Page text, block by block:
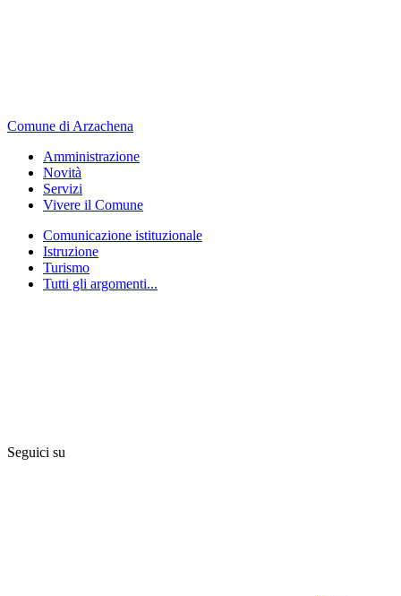
Comune di Arzachena
Amministrazione
Novità
Servizi
Vivere il Comune
Comunicazione istituzionale
Istruzione
Turismo
Tutti gli argomenti...
Seguici su